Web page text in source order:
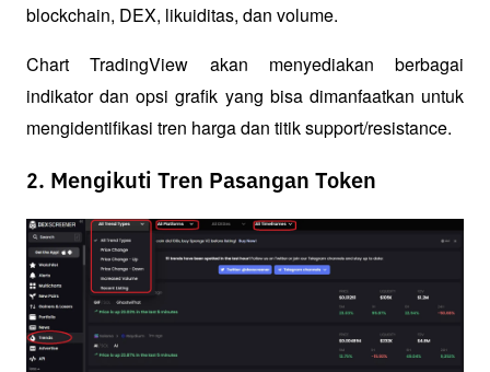
blockchain, DEX, likuiditas, dan volume.
Chart TradingView akan menyediakan berbagai
indikator dan opsi grafik yang bisa dimanfaatkan untuk
mengidentifikasi tren harga dan titik support/resistance.
2. Mengikuti Tren Pasangan Token